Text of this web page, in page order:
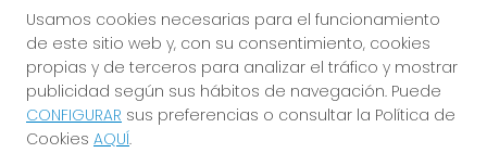
LA PERLA D'OR
¿Quiénes somos?
Comprar lotería
Resultados
Contacto
Empresas
Usamos cookies necesarias para el funcionamiento
de este sitio web y, con su consentimiento, cookies
propias y de terceros para analizar el tráfico y mostrar
publicidad según sus hábitos de navegación. Puede
CONFIGURAR sus preferencias o consultar la Política de
Cookies AQUÍ.